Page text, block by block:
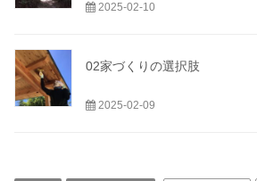
2025-02-10
02家づくりの選択肢
2025-02-09